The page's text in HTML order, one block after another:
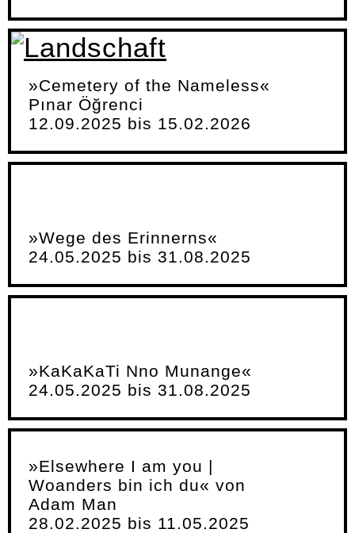
»Cemetery of the Nameless«
Pınar Öğrenci
12.09.2025 bis 15.02.2026
»Wege des Erinnerns«
24.05.2025 bis 31.08.2025
»KaKaKaTi Nno Munange«
24.05.2025 bis 31.08.2025
»Elsewhere I am you |
Woanders bin ich du« von
Adam Man
28.02.2025 bis 11.05.2025